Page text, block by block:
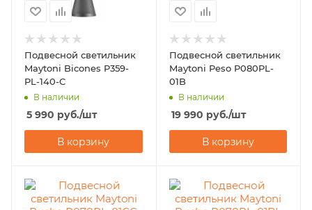
Подвесной светильник
Maytoni Bicones P359-
PL-140-C
В наличии
5 990 руб./шт
В корзину
Подвесной светильник
Maytoni Peso P080PL-
01B
В наличии
19 990 руб./шт
В корзину